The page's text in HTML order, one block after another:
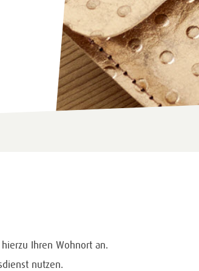
Ihren Wohnort an.
nutzen.